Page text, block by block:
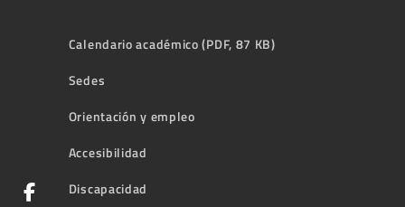
Calendario académico (PDF, 87 KB)
Sedes
Orientación y empleo
Accesibilidad
Discapacidad